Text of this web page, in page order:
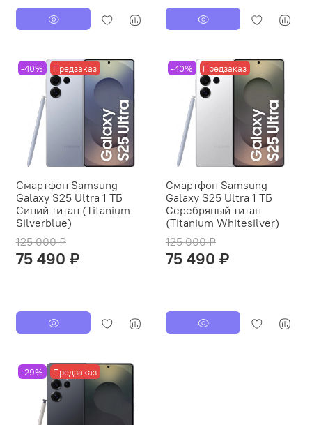
-40% Предзаказ
Смартфон Samsung
Galaxy S25 Ultra 1 ТБ
Синий титан (Titanium
Silverblue)
125 000 ₽
75 490 ₽
-40% Предзаказ
Смартфон Samsung
Galaxy S25 Ultra 1 ТБ
Серебряный титан
(Titanium Whitesilver)
125 000 ₽
75 490 ₽
-29% Предзаказ